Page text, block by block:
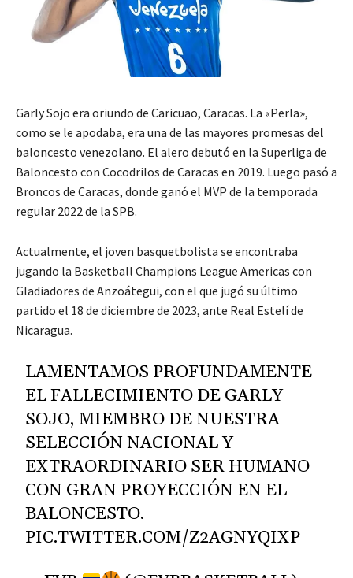
Garly Sojo era oriundo de Caricuao, Caracas. La «Perla»,
como se le apodaba, era una de las mayores promesas del
baloncesto venezolano. El alero debutó en la Superliga de
Baloncesto con Cocodrilos de Caracas en 2019. Luego pasó a
Broncos de Caracas, donde ganó el MVP de la temporada
regular 2022 de la SPB.
Actualmente, el joven basquetbolista se encontraba
jugando la Basketball Champions League Americas con
Gladiadores de Anzoátegui, con el que jugó su último
partido el 18 de diciembre de 2023, ante Real Estelí de
Nicaragua.
LAMENTAMOS PROFUNDAMENTE
EL FALLECIMIENTO DE GARLY
SOJO, MIEMBRO DE NUESTRA
SELECCIÓN NACIONAL Y
EXTRAORDINARIO SER HUMANO
CON GRAN PROYECCIÓN EN EL
BALONCESTO.
PIC.TWITTER.COM/Z2AGNYQIXP